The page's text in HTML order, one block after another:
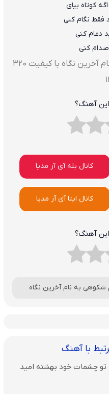
کوتاه بیای
فقط نگام کنی
دعام کنی
صدام کنی
دانلود آهنگ شهرام شکوهی به نام آخرین نگاه با کیفیت ۳۲۰
این آهنگ؟
کانال بله آی آر مدیا
کانال ایتا آی آر مدیا
این آهنگ؟
شکوهی به نام آخرین نگاه
با آهنگ
تو چشمات خود بهشته امید